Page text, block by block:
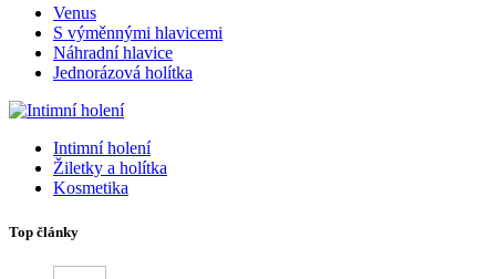
Venus
S výměnnými hlavicemi
Náhradní hlavice
Jednorázová holítka
Intimní holení
Žiletky a holítka
Kosmetika
Top články